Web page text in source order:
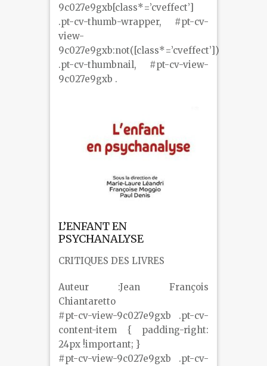
9c027e9gxb[class*=’cveffect’]
.pt-cv-thumb-wrapper, #pt-cv-
view-
9c027e9gxb:not([class*=’cveffect’])
.pt-cv-thumbnail, #pt-cv-view-
9c027e9gxb .
L’ENFANT EN
PSYCHANALYSE
CRITIQUES DES LIVRES
Auteur :Jean François
Chiantaretto
#pt-cv-view-9c027e9gxb .pt-cv-
content-item { padding-right:
24px !important; }
#pt-cv-view-9c027e9gxb .pt-cv-